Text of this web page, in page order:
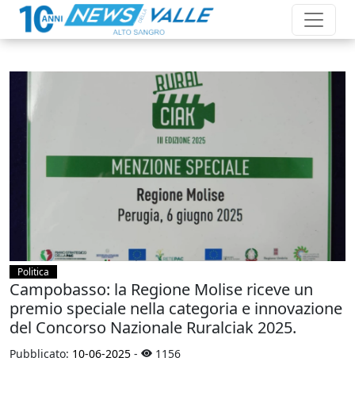
Politica
Campobasso: la Regione Molise riceve un
premio speciale nella categoria e innovazione
del Concorso Nazionale Ruralciak 2025.
Pubblicato: 10-06-2025 - 1156